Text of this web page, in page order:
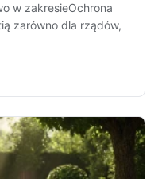
w zakresieOchrona
zarówno dla rządów,